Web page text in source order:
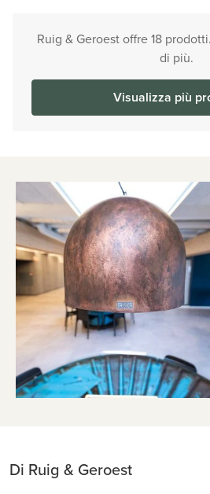
Ruig & Geroest offre 18
di più.
Visualizza più
Di Ruig & Geroest